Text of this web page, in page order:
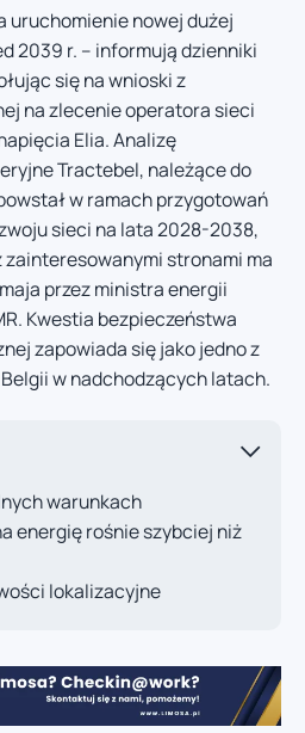
uruchomienie nowej dużej
2039 r. – informują dzienniki
się na wnioski z
na zlecenie operatora sieci
Elia. Analizę
Tractebel, należące do
w ramach przygotowań
sieci na lata 2028-2038,
stronami ma
przez ministra energii
Kwestia bezpieczeństwa
zapowiada się jako jedno z
w nadchodzących latach.
warunkach
energię rośnie szybciej niż
lokalizacyjne